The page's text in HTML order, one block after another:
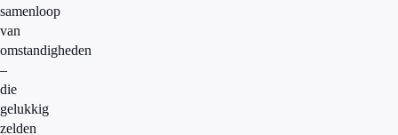
samenloop
van
omstandigheden
–
die
gelukkig
zelden